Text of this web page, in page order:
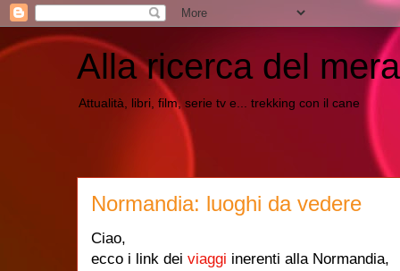
Alla ricerca del
Attualità, libri, film, serie tv e... trekking con il cane
Normandia: luoghi da vedere
Ciao,
ecco i link dei viaggi inerenti alla Normandia,